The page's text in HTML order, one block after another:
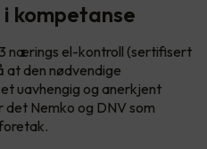
kompetanse
nærings el-kontroll (sertifisert
at den nødvendige
uavhengig og anerkjent
Nemko og DNV som